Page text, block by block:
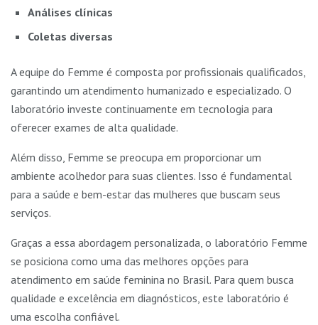
Análises clínicas
Coletas diversas
A equipe do Femme é composta por profissionais qualificados,
garantindo um atendimento humanizado e especializado. O
laboratório investe continuamente em tecnologia para
oferecer exames de alta qualidade.
Além disso, Femme se preocupa em proporcionar um
ambiente acolhedor para suas clientes. Isso é fundamental
para a saúde e bem-estar das mulheres que buscam seus
serviços.
Graças a essa abordagem personalizada, o laboratório Femme
se posiciona como uma das melhores opções para
atendimento em saúde feminina no Brasil. Para quem busca
qualidade e excelência em diagnósticos, este laboratório é
uma escolha confiável.